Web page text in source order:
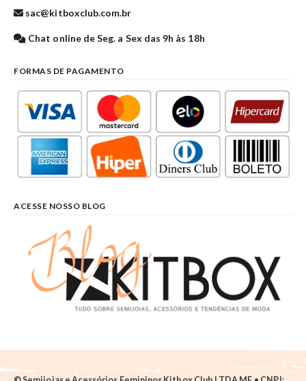
sac@kitboxclub.com.br
Chat online de Seg. a Sex das 9h às 18h
FORMAS DE PAGAMENTO
ACESSE NOSSO BLOG